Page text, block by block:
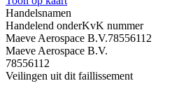
Handelsnamen
Handelend onderKvK nummer
Maeve Aerospace B.V.78556112
Maeve Aerospace B.V.
78556112
Veilingen uit dit faillissement